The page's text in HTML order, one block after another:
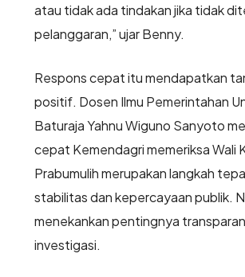
atau tidak ada tindakan jika tidak
pelanggaran,” ujar Benny.
Respons cepat itu mendapatkan
positif. Dosen Ilmu Pemerintahan
Baturaja Yahnu Wiguno Sanyoto
cepat Kemendagri memeriksa Wali
Prabumulih merupakan langkah
stabilitas dan kepercayaan publik.
menekankan pentingnya
investigasi.